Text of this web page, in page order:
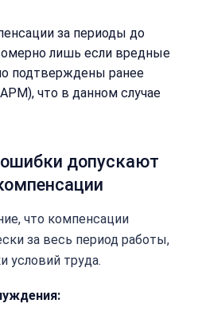
за периоды до
лишь если вредные
подтверждены ранее
что в данном случае
допускают
что компенсации
за весь период работы,
условий труда.